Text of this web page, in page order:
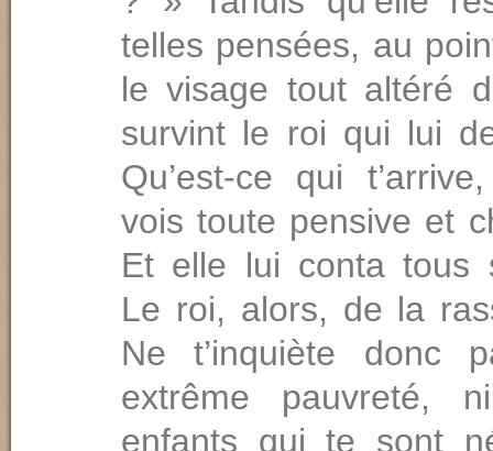
telles pensées, au
le visage tout altéré
survint le roi qui lui
Qu’est-ce qui
vois toute pensive et
Et elle lui conta tous
Le roi, alors, de la
Ne t’inquiète donc
extrême pauvreté,
enfants qui te sont